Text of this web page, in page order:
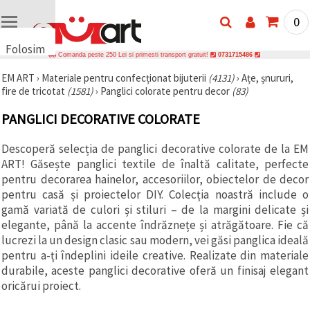
Folosim
uri
🍪 Folosim
și
similare
pentru a
asigura
funcționarea
corectă a
site-ului,
pentru a vă
îmbunătăți
experiența
și, cu
acordul
dumneavoastră,
pentru a
analiza
0
Comanda peste 250 Lei si primesti transport gratuit! 0731715486
EM ART › Materiale pentru confecționat bijuterii (4131)› Ațe, șnururi,
fire de tricotat (1581)› Panglici colorate pentru decor (83)
PANGLICI DECORATIVE COLORATE
Descoperă selecția de panglici decorative colorate de la EM
ART! Găsește panglici textile de înaltă calitate, perfecte
pentru decorarea hainelor, accesoriilor, obiectelor de decor
pentru casă și proiectelor DIY. Colecția noastră include o
gamă variată de culori și stiluri – de la margini delicate și
elegante, până la accente îndrăznețe și atrăgătoare. Fie că
lucrezi la un design clasic sau modern, vei găsi panglica ideală
pentru a-ți îndeplini ideile creative. Realizate din materiale
durabile, aceste panglici decorative oferă un finisaj elegant
oricărui proiect.